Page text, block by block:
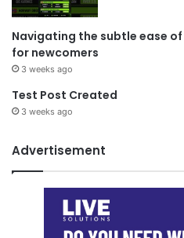
Navigating the subtle ease
for newcomers
3 weeks ago
Test Post Created
3 weeks ago
Advertisement